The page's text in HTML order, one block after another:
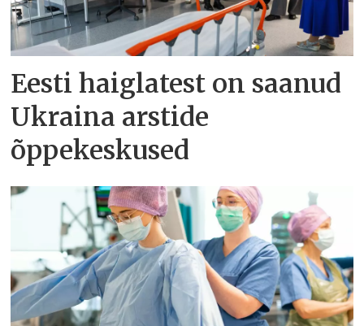
Eesti haiglatest on saanud
Ukraina arstide
õppekeskused